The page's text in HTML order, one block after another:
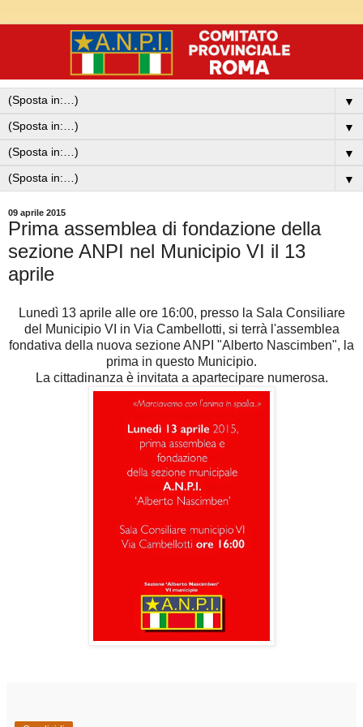
▼
▼
▼
▼
09 aprile 2015
Prima assemblea di fondazione della
sezione ANPI nel Municipio VI il 13
aprile
Lunedì 13 aprile alle ore 16:00, presso la Sala Consiliare
del Municipio VI in Via Cambellotti, si terrà l'assemblea
fondativa della nuova sezione ANPI "Alberto Nascimben", la
prima in questo Municipio.
La cittadinanza è invitata a apartecipare numerosa.